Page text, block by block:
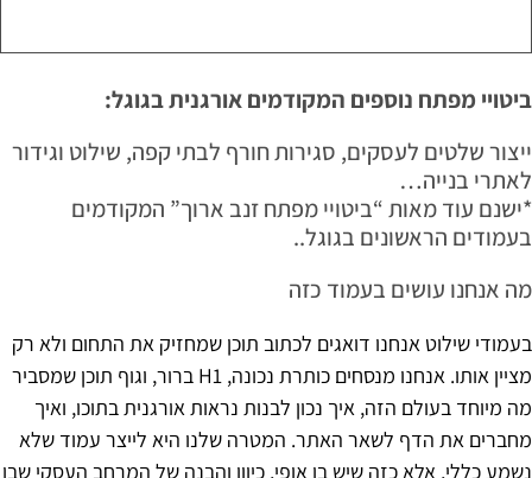
ביטויי מפתח נוספים המקודמים אורגנית בגוגל:
ייצור שלטים לעסקים, סגירות חורף לבתי קפה, שילוט וגידור
לאתרי בנייה…
*ישנם עוד מאות “ביטויי מפתח זנב ארוך” המקודמים
בעמודים הראשונים בגוגל..
מה אנחנו עושים בעמוד כזה
בעמודי שילוט אנחנו דואגים לכתוב תוכן שמחזיק את התחום ולא רק
מציין אותו. אנחנו מנסחים כותרת נכונה, H1 ברור, וגוף תוכן שמסביר
מה מיוחד בעולם הזה, איך נכון לבנות נראות אורגנית בתוכו, ואיך
מחברים את הדף לשאר האתר. המטרה שלנו היא לייצר עמוד שלא
נשמע כללי, אלא כזה שיש בו אופי, כיוון והבנה של המרחב העסקי שבו